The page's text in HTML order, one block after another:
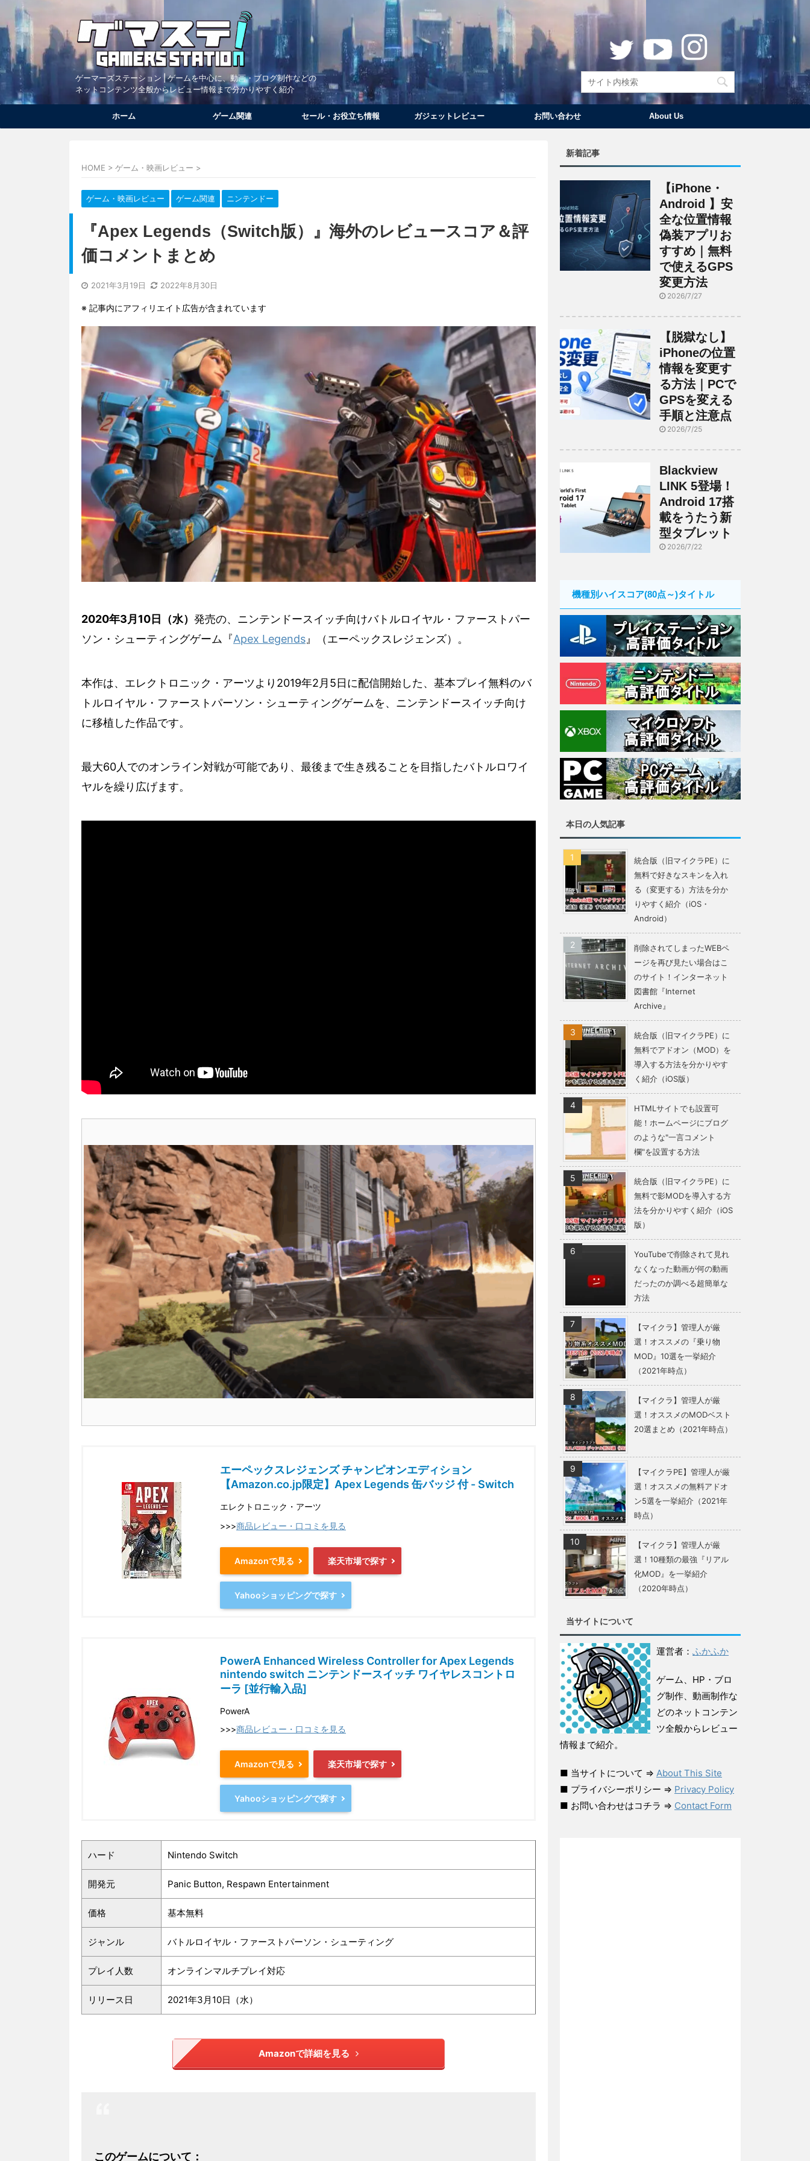
ゲーマーズステーション | ゲームを中心に、動画・ブログ制作などの
ネットコンテンツ全般からレビュー情報まで分かりやすく紹介
ホーム ゲーム関連 セール・お役立ち情報 ガジェットレビュー お問い合わせ About Us
HOME > ゲーム・映画レビュー >
ゲーム・映画レビュー ゲーム関連 ニンテンドー
『Apex Legends（Switch版）』海外のレビュースコア＆評
価コメントまとめ
2021年3月19日 2022年8月30日
※ 記事内にアフィリエイト広告が含まれています
2020年3月10日（水） 発売の、ニンテンドースイッチ向けバトルロイヤル・ファーストパー
ソン・シューティングゲーム『Apex Legends 』（エーペックスレジェンズ）。
本作は、エレクトロニック・アーツより2019年2月5日に配信開始した、基本プレイ無料のバ
トルロイヤル・ファーストパーソン・シューティングゲームを、ニンテンドースイッチ向け
に移植した作品です。
最大60人でのオンライン対戦が可能であり、最後まで生き残ることを目指したバトルロワイ
ヤルを繰り広げます。
エーペックスレジェンズ チャンピオンエディション
【Amazon.co.jp限定】Apex Legends 缶バッジ 付 - Switch
エレクトロニック・アーツ
>>>商品レビュー・口コミを見る
Amazonで見る 楽天市場で探す
Yahooショッピングで探す
PowerA Enhanced Wireless Controller for Apex Legends
nintendo switch ニンテンドースイッチ ワイヤレスコントロ
ーラ [並行輸入品]
PowerA
>>>商品レビュー・口コミを見る
Amazonで見る 楽天市場で探す
Yahooショッピングで探す
ハード Nintendo Switch
開発元 Panic Button, Respawn Entertainment
価格 基本無料
ジャンル バトルロイヤル・ファーストパーソン・シューティング
プレイ人数 オンラインマルチプレイ対応
リリース日 2021年3月10日（水）
Amazonで詳細を見る
このゲームについて：
新着記事
【iPhone・
Android 】安
全な位置情報
偽装アプリお
すすめ｜無料
で使えるGPS
変更方法
2026/7/27
【脱獄なし】
iPhoneの位置
情報を変更す
る方法｜PCで
GPSを変える
手順と注意点
2026/7/25
Blackview
LINK 5登場！
Android 17搭
載をうたう新
型タブレット
2026/7/22
機種別ハイスコア(80点～)タイトル
本日の人気記事
統合版（旧マイクラPE）に
無料で好きなスキンを入れ
る（変更する）方法を分か
りやすく紹介（iOS・
Android）
削除されてしまったWEBペ
ージを再び見たい場合はこ
のサイト！インターネット
図書館『Internet
Archive』
統合版（旧マイクラPE）に
無料でアドオン（MOD）を
導入する方法を分かりやす
く紹介（iOS版）
HTMLサイトでも設置可
能！ホームページにブログ
のような"一言コメント
欄"を設置する方法
統合版（旧マイクラPE）に
無料で影MODを導入する方
法を分かりやすく紹介（iOS
版）
YouTubeで削除されて見れ
なくなった動画が何の動画
だったのか調べる超簡単な
方法
【マイクラ】管理人が厳
選！オススメの『乗り物
MOD』10選を一挙紹介
（2021年時点）
【マイクラ】管理人が厳
選！オススメのMODベスト
20選まとめ（2021年時点）
【マイクラPE】管理人が厳
選！オススメの無料アドオ
ン5選を一挙紹介（2021年
時点）
【マイクラ】管理人が厳
選！10種類の最強『リアル
化MOD』を一挙紹介
（2020年時点）
当サイトについて
運営者： ふかふか
ゲーム、HP・ブロ
グ制作、動画制作な
どのネットコンテン
ツ全般からレビュー
情報まで紹介。
■ 当サイトについて ⇒ About This Site
■ プライバシーポリシー ⇒ Privacy Policy
■ お問い合わせはコチラ ⇒ Contact Form